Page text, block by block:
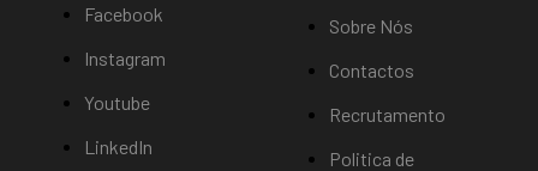
Facebook
Instagram
Youtube
LinkedIn
Sobre Nós
Contactos
Recrutamento
Politica de